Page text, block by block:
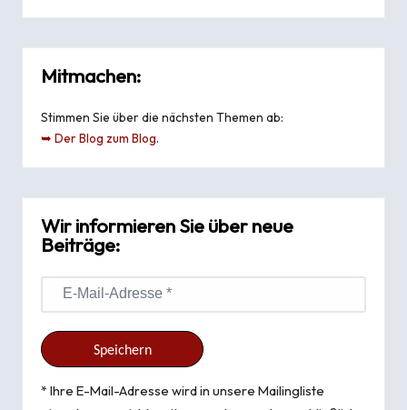
Mitmachen:
Stimmen Sie über die nächsten Themen ab:
➥ Der Blog zum Blog.
Wir informieren Sie über neue
Beiträge:
* Ihre E-Mail-Adresse wird in unsere Mailingliste